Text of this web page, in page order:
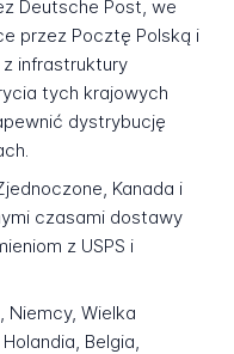
Deutsche Post, we
przez Pocztę Polską i
infrastruktury
tych krajowych
dystrybucję
Kanada i
czasami dostawy
z USPS i
Niemcy, Wielka
Belgia,